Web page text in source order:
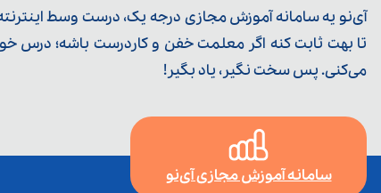
آی‌نو یه سامانه آموزش مجازی درجه یک، درست وسط
تا بهت ثابت کنه اگر معلمت خفن و کاردرست باشه؛ درس
می‌کنی. پس سخت نگیر، یاد بگیر!
سامانه آموزش مجازی آی‌نو